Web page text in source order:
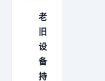
老
旧
设
备
持